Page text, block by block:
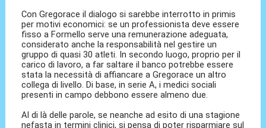
Con Gregorace il dialogo si sarebbe interrotto in primis
per motivi economici: se un professionista deve essere
fisso a Formello serve una remunerazione adeguata,
considerato anche la responsabilità nel gestire un
gruppo di quasi 30 atleti. In secondo luogo, proprio per il
carico di lavoro, a far saltare il banco potrebbe essere
stata la necessità di affiancare a Gregorace un altro
collega di livello. Di base, in serie A, i medici sociali
presenti in campo debbono essere almeno due.
Al di là delle parole, se neanche ad esito di una stagione
nefasta in termini clinici, si pensa di poter risparmiare sul